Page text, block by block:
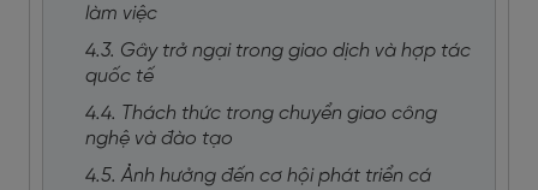
làm việc
4.3. Gây trở ngại trong giao dịch và hợp tác
quốc tế
4.4. Thách thức trong chuyển giao công
nghệ và đào tạo
4.5. Ảnh hưởng đến cơ hội phát triển cá